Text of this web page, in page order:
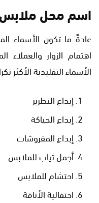
اسم محل ملابس
عادةً ما تكون الأسماء
اهتمام الزوار
الأسماء التقليدية الأكثر
إبداع التطريز
إبداع الحياكة
إبداع المفروشات
أجمل ثياب للملابس
احتشام للملابس
احتفالية الأناقة